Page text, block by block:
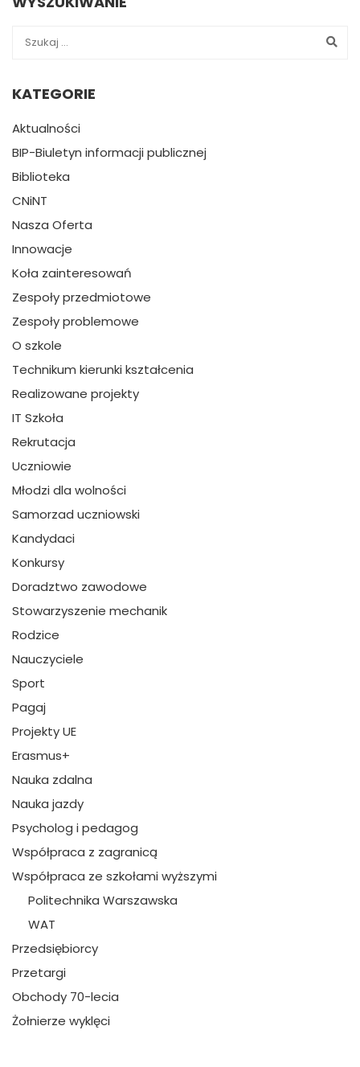
KATEGORIE
Aktualności
BIP-Biuletyn informacji publicznej
Biblioteka
CNiNT
Nasza Oferta
Innowacje
Koła zainteresowań
Zespoły przedmiotowe
Zespoły problemowe
O szkole
Technikum kierunki kształcenia
Realizowane projekty
IT Szkoła
Rekrutacja
Uczniowie
Młodzi dla wolności
Samorzad uczniowski
Kandydaci
Konkursy
Doradztwo zawodowe
Stowarzyszenie mechanik
Rodzice
Nauczyciele
Sport
Pagaj
Projekty UE
Erasmus+
Nauka zdalna
Nauka jazdy
Psycholog i pedagog
Współpraca z zagranicą
Współpraca ze szkołami wyższymi
Politechnika Warszawska
WAT
Przedsiębiorcy
Przetargi
Obchody 70-lecia
Żołnierze wyklęci